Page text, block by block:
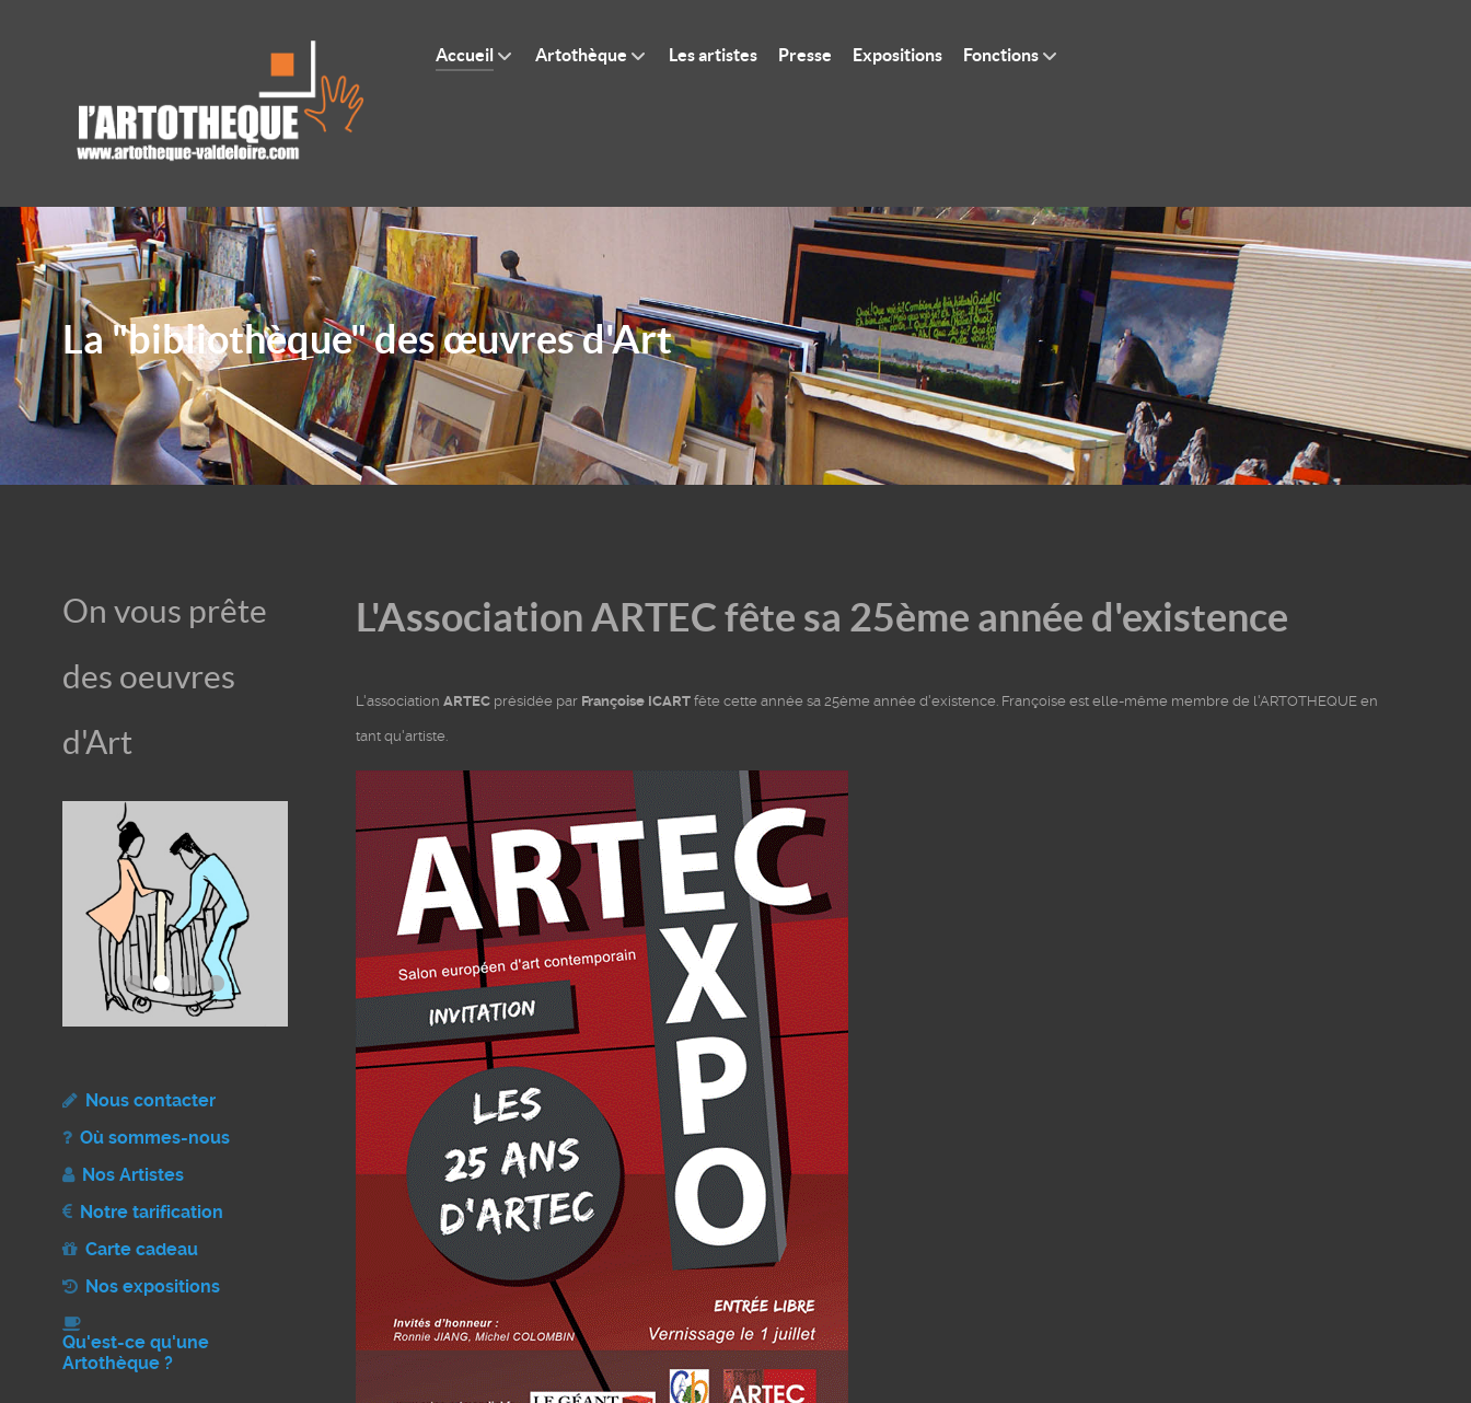
Accueil Artothèque Les artistes Presse Expositions Fonctions
La "bibliothèque" des œuvres d'Art
On vous prête
des oeuvres
d'Art
ApprécierDécouvrirToucher
Nous contacter
Où sommes-nous
Nos Artistes
Notre tarification
Carte cadeau
Nos expositions
Qu'est-ce qu'une
Artothèque ?
L'Association ARTEC fête sa 25ème année d'existence
L'association ARTEC présidée par Françoise ICART fête cette année sa 25ème année d'existence. Françoise est elle-même membre de l'ARTOTHEQUE en
tant qu'artiste.